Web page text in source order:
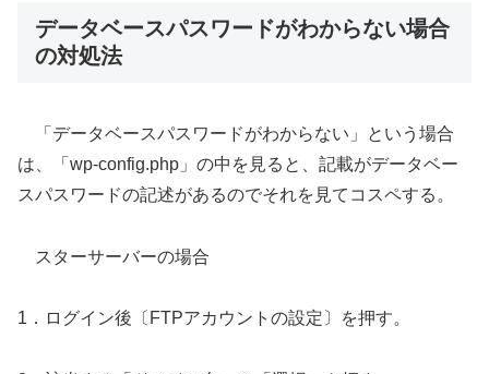
データベースパスワードがわからない場合
の対処法
「データベースパスワードがわからない」という場合
は、「wp-config.php」の中を見ると、記載がデータベー
スパスワードの記述があるのでそれを見てコスペする。
スターサーバーの場合
1．ログイン後〔FTPアカウントの設定〕を押す。